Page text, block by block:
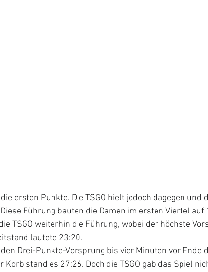
ersten Punkte. Die TSGO hielt jedoch dagegen und
Führung bauten die Damen im ersten Viertel auf
TSGO weiterhin die Führung, wobei der höchste
lautete 23:20.
den Drei-Punkte-Vorsprung bis vier Minuten vor Ende
stand es 27:26. Doch die TSGO gab das Spiel